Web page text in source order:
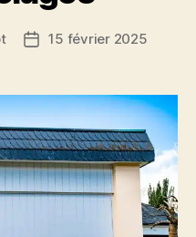
Date15 février 2025